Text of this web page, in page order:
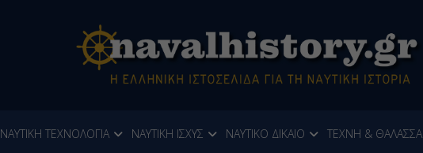
ΝΑΥΤΙΚΗ ΤΕΧΝΟΛΟΓΙΑ ΝΑΥΤΙΚΗ ΙΣΧΥΣ ΝΑΥΤΙΚΟ ΔΙΚΑΙΟ ΤΕΧΝΗ & ΘΑΛΑΣΣΑ